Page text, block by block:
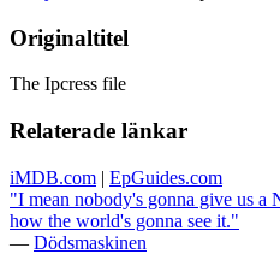
Originaltitel
The Ipcress file
Relaterade länkar
iMDB.com | EpGuides.com
"I mean nobody's gonna give us a
how the world's gonna see it."
— Dödsmaskinen